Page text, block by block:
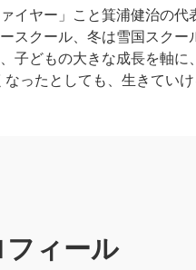
イヤー」こと箕浦健治の代
スクール、冬は雪国スク
子どもの大きな成長を軸に、
ったとしても、生きてい
ィール